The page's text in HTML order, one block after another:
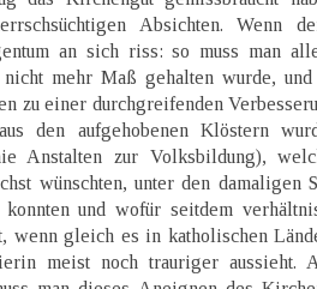
Absichten. Wenn
an sich riss: so muss man
mehr Maß gehalten wurde,
zu einer durchgreifenden
den aufgehobenen Klöstern
Anstalten zur Volksbildung),
wünschten, unter den damaligen
und wofür seitdem
wenn gleich es in katholischen
meist noch trauriger aussieht.